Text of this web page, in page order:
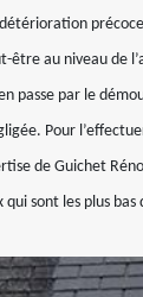
être au niveau de
passe par le
Pour
de Guichet
sont les plus bas